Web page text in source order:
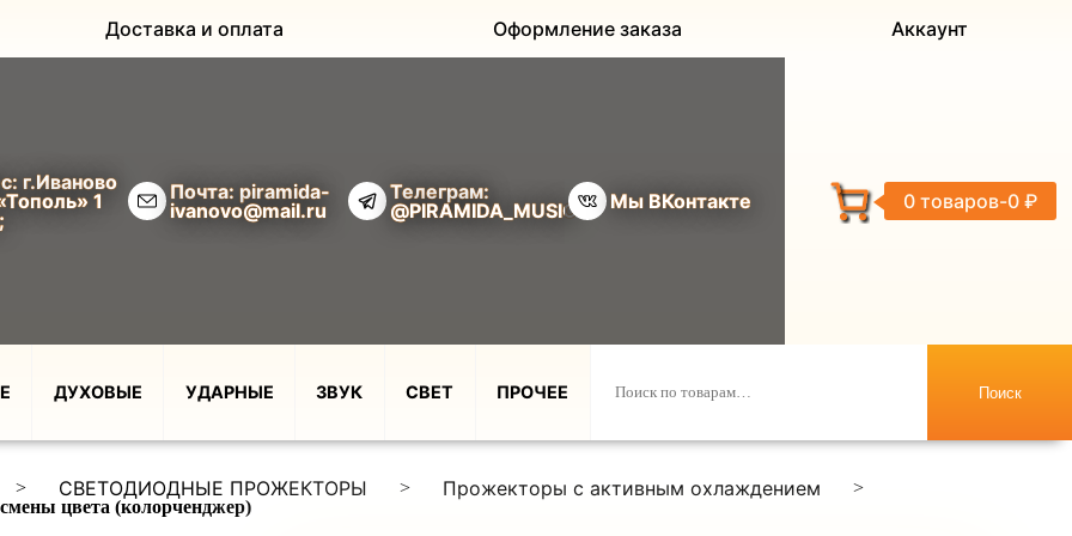
Доставка и оплата Оформление заказа Аккаунт
г.Иваново
1
Почта: piramida-
ivanovo@mail.ru
Телеграм:
@PIRAMIDA_MUSIC
Мы ВКонтакте 0 товаров 0 ₽
ДУХОВЫЕ УДАРНЫЕ ЗВУК СВЕТ ПРОЧЕЕ Поиск
> СВЕТОДИОДНЫЕ ПРОЖЕКТОРЫ > Прожекторы с активным охлаждением
>
цвета (колорченджер)